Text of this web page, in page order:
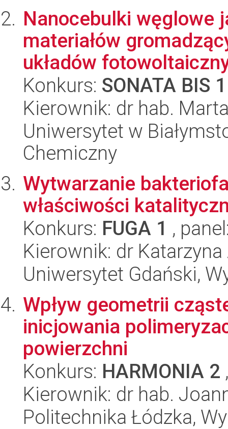
Nanocebulki węglowe
materiałów
układów
Konkurs: SONATA BIS 1
Kierownik: dr hab.
Uniwersytet w
Chemiczny
Wytwarzanie
właściwości
Konkurs: FUGA 1 ,
Kierownik: dr
Uniwersytet Gdański,
Wpływ geometrii
inicjowania
powierzchni
Konkurs: HARMONIA 2
Kierownik: dr hab.
Politechnika Łódzka,